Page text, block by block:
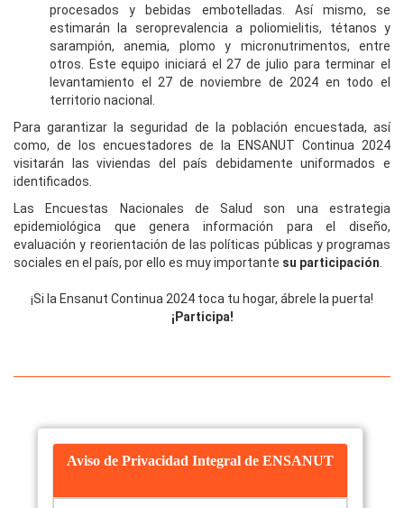
procesados y bebidas embotelladas. Así mismo, se
estimarán la seroprevalencia a poliomielitis, tétanos y
sarampión, anemia, plomo y micronutrimentos, entre
otros. Este equipo iniciará el 27 de julio para terminar el
levantamiento el 27 de noviembre de 2024 en todo el
territorio nacional.
Para garantizar la seguridad de la población encuestada, así
como, de los encuestadores de la ENSANUT Continua 2024
visitarán las viviendas del país debidamente uniformados e
identificados.
Las Encuestas Nacionales de Salud son una estrategia
epidemiológica que genera información para el diseño,
evaluación y reorientación de las políticas públicas y programas
sociales en el país, por ello es muy importante su participación
¡Si la Ensanut Continua 2024 toca tu hogar, ábrele la puerta!
¡Participa!
Aviso de Privacidad Integral de ENSANUT